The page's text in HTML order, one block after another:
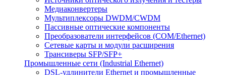
Медиаконвертеры
Мультиплексоры DWDM/CWDM
Пассивные оптические компоненты
Преобразователи интерфейсов (COM/Ethernet)
Сетевые карты и модули расширения
Трансиверы SFP/SFP+
Промышленные сети (Industrial Ethernet)
DSL-удлинители Ethernet и промышленные